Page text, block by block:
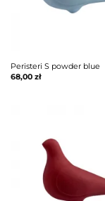
Peristeri S powder blue
68,00 zł